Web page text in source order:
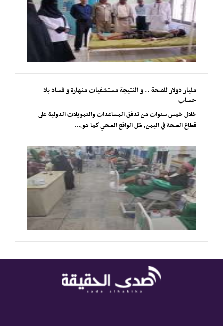
مليار دولار للصحة .. و النتيجة مستشفيات منهارة و فساد بلا
حساب
خلال خمس سنوات من تدفق المساعدات والتمويلات الدولية على
قطاع الصحة في اليمن، ظل الواقع الصحي كما هو،...